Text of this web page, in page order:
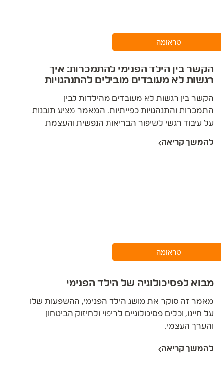
טראומה
הקשר בין הילד הפנימי להתמכרות: איך
רגשות לא מעובדים מובילים להתנהגויות
הקשר בין רגשות לא מעובדים מהילדות לבין
התמכרות והתנהגויות כפייתיות. המאמר מציע תובנות
על עיבוד רגשי לשיפור הבריאות הנפשית והעצמת
להמשך קריאה
טראומה
מבוא לפסיכולוגיה של הילד הפנימי
מאמר זה סוקר את מושג הילד הפנימי, ההשפעות שלו
על חיינו, וכלים פסיכולוגיים לריפוי ולחיזוק הביטחון
והערך העצמי.
להמשך קריאה